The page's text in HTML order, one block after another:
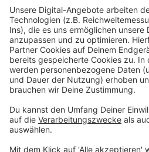
Es gibt zwar keinen Sand,
Menge Strandfeeling. Mit dem
findet man hier die perfekte
und Erholung. Neben jeder
gibt es auch die Möglichkeit
zu holen.
Anzeige